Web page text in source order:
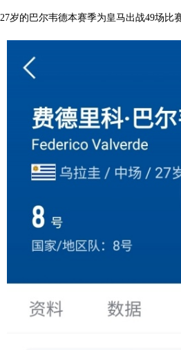
27岁的巴尔韦德本赛季为皇马出战49场比